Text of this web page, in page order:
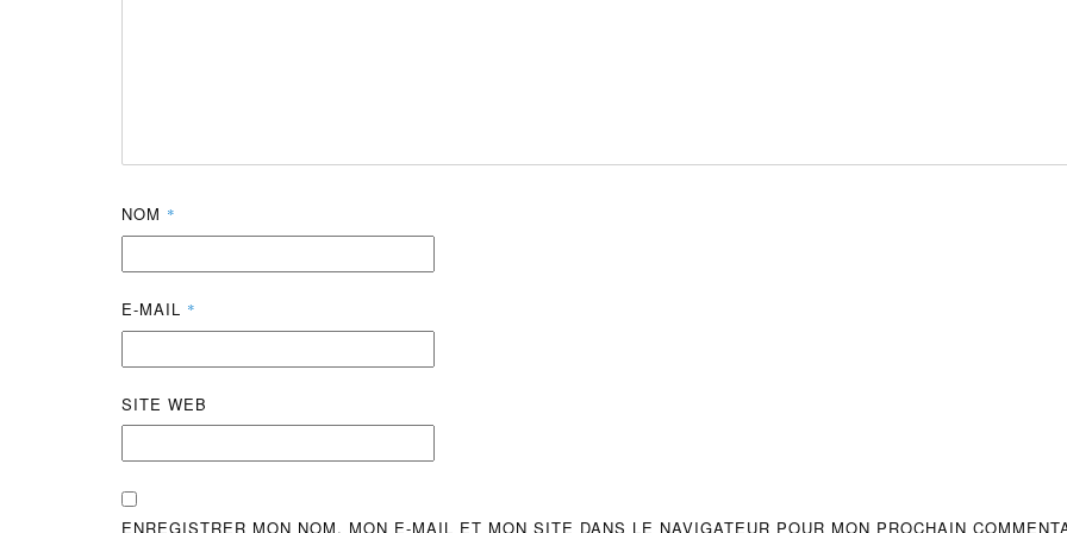
NOM *
E-MAIL *
SITE WEB
ENREGISTRER MON NOM, MON E-MAIL ET MON SITE DANS LE NAVIGATEUR POUR MON PROCHAIN